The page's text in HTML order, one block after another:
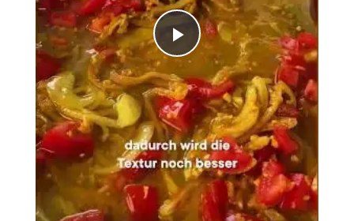
Play
Video